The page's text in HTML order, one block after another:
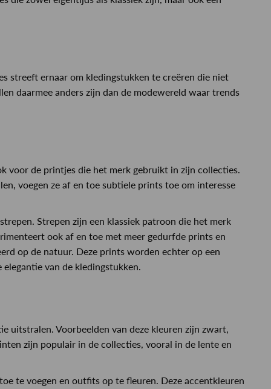
streeft ernaar om kledingstukken te creëren die niet
daarmee anders zijn dan de modewereld waar trends
voor de printjes die het merk gebruikt in zijn collecties.
voegen ze af en toe subtiele prints toe om interesse
Strepen zijn een klassiek patroon die het merk
ook af en toe met meer gedurfde prints en
op de natuur. Deze prints worden echter op een
van de kledingstukken.
uitstralen. Voorbeelden van deze kleuren zijn zwart,
zijn populair in de collecties, vooral in de lente en
te voegen en outfits op te fleuren. Deze accentkleuren